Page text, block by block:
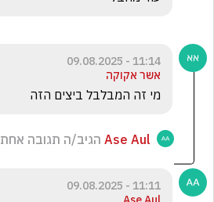
11:14 - 09.08.2025
אשר אקוקה
מי זה המבלבל ביצים הזה
Ase Aul הגיב/ה תגובה אחת
11:11 - 09.08.2025